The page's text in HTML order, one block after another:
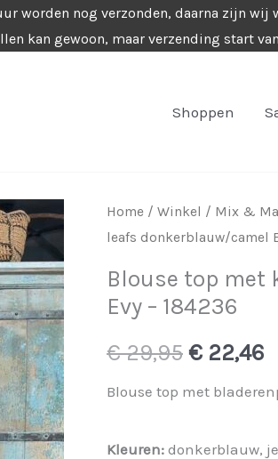
worden nog verzonden, daarna zijn wij
kan gewoon, maar verzending start
Shoppen
Home / Winkel / Mix &
leafs donkerblauw/camel
Blouse top met
Evy – 184236
€29,95
prijs
€ 22,46
Blouse top met
Kleuren: donkerblauw,